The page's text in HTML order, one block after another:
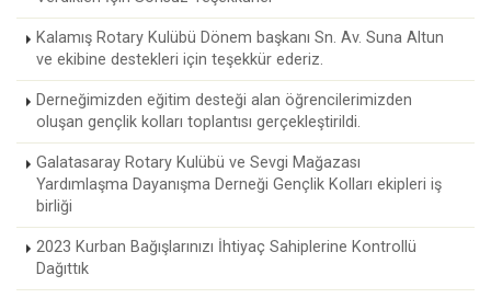
Kalamış Rotary Kulübü Dönem başkanı Sn. Av. Suna Altun
ve ekibine destekleri için teşekkür ederiz.
Derneğimizden eğitim desteği alan öğrencilerimizden
oluşan gençlik kolları toplantısı gerçekleştirildi.
Galatasaray Rotary Kulübü ve Sevgi Mağazası
Yardımlaşma Dayanışma Derneği Gençlik Kolları ekipleri iş
birliği
2023 Kurban Bağışlarınızı İhtiyaç Sahiplerine Kontrollü
Dağıttık